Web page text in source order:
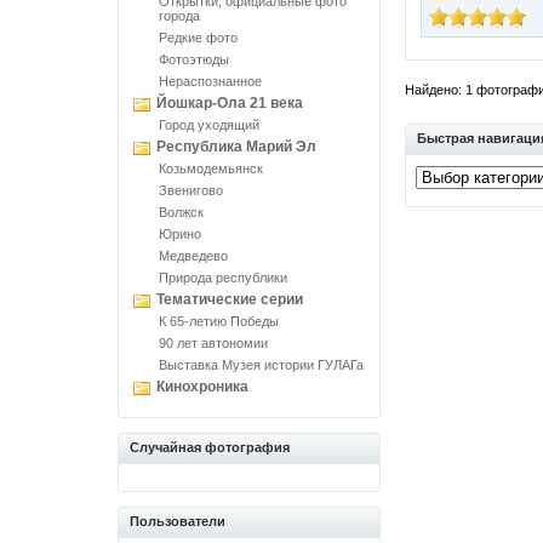
города
Редкие фото
Фотоэтюды
Нераспознанное
Йошкар-Ола 21 века
Город уходящий
Республика Марий Эл
Козьмодемьянск
Звенигово
Волжск
Юрино
Медведево
Природа республики
Тематические серии
К 65-летию Победы
90 лет автономии
Выставка Музея истории ГУЛАГа
Кинохроника
Случайная фотография
Пользователи
Найдено: 1
Быстрая